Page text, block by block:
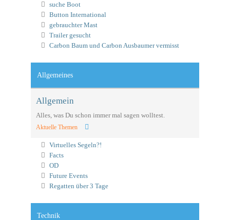
suche Boot
Button International
gebrauchter Mast
Trailer gesucht
Carbon Baum und Carbon Ausbaumer vermisst
Allgemeines
Allgemein
Alles, was Du schon immer mal sagen wolltest.
Aktuelle Themen
Virtuelles Segeln?!
Facts
OD
Future Events
Regatten über 3 Tage
Technik